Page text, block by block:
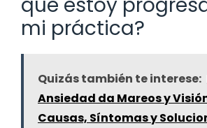
mi práctica?
Quizás también te interese:
Ansiedad da Mareos y
Causas, Síntomas y